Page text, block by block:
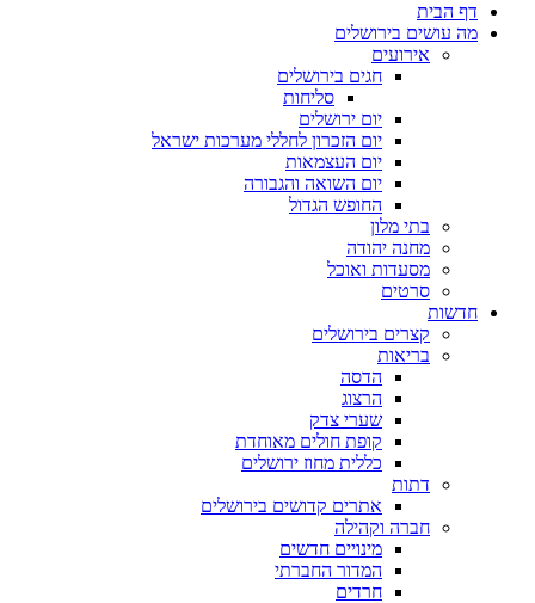
דף הבית
מה עושים בירושלים
אירועים
חגים בירושלים
סליחות
יום ירושלים
יום הזכרון לחללי מערכות ישראל
יום העצמאות
יום השואה והגבורה
החופש הגדול
בתי מלון
מחנה יהודה
מסעדות ואוכל
סרטים
חדשות
קצרים בירושלים
בריאות
הדסה
הרצוג
שערי צדק
קופת חולים מאוחדת
כללית מחוז ירושלים
דתות
אתרים קדושים בירושלים
חברה וקהילה
מינויים חדשים
המדור החברתי
חרדים